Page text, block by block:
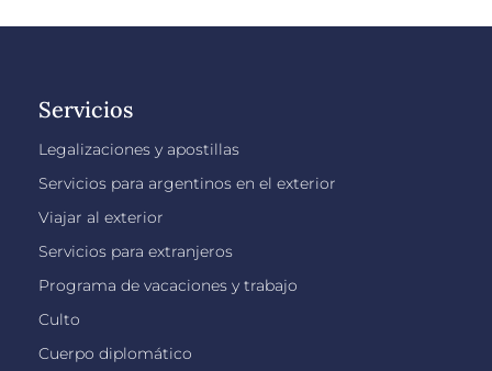
Servicios
Legalizaciones y apostillas
Servicios para argentinos en el exterior
Viajar al exterior
Servicios para extranjeros
Programa de vacaciones y trabajo
Culto
Cuerpo diplomático